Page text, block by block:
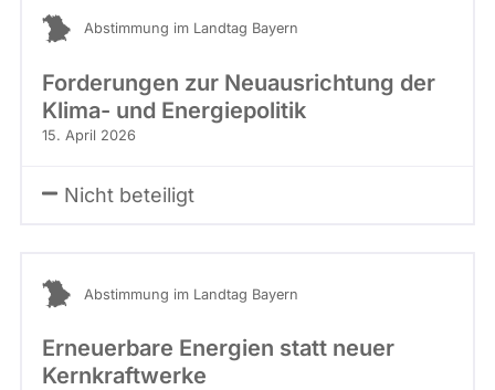
Abstimmung im Landtag Bayern
Forderungen zur Neuausrichtung der
Klima- und Energiepolitik
15. April 2026
Nicht beteiligt
Abstimmung im Landtag Bayern
Erneuerbare Energien statt neuer
Kernkraftwerke